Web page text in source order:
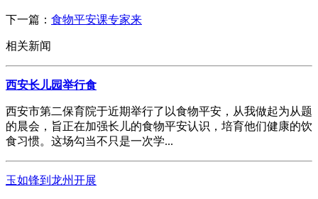
下一篇： 食物平安课专家来
相关新闻
西安长儿园举行食
西安市第二保育院于近期举行了以食物平安，从我做起为从题
的晨会，旨正在加强长儿的食物平安认识，培育他们健康的饮
食习惯。这场勾当不只是一次学...
玉如锋到龙州开展